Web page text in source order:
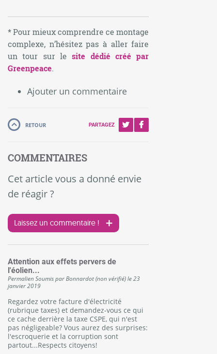
* Pour mieux comprendre ce montage
complexe, n’hésitez pas à aller faire
un tour sur lesite dédié créé par
Greenpeace.
Ajouter un commentaire
RETOUR PARTAGEZ
COMMENTAIRES
Cet article vous a donné envie
de réagir ?
Laissez un commentaire !
Attention aux effets pervers de
l'éolien...
PermalienSoumis parBonnardot (non vérifié)le23
janvier 2019
Regardez votre facture d'électricité
(rubrique taxes) et demandez-vous ce qui
ce cache derrière la taxe CSPE, qui n'est
pas négligeable? Vous aurez des surprises:
l'escroquerie et la corruption sont
partout...Respects citoyens!